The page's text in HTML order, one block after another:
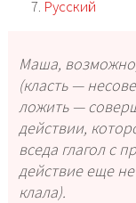
Русский
Маша,
(класть —
ложить —
действии,
вседа глагол с
действие еще
клала).